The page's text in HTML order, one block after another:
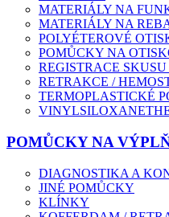
MATERIÁLY NA
MATERIÁLY NA
POLYÉTEROVÉ
POMŮCKY NA
REGISTRACE
RETRAKCE /
TERMOPLASTICKÉ
POMŮCKY NA
DIAGNOSTIKA A
JINÉ POMŮCKY
KLÍNKY